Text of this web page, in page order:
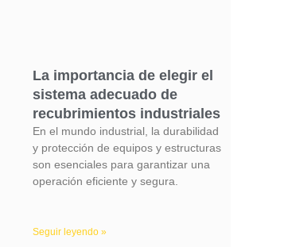
La importancia de elegir el
sistema adecuado de
recubrimientos industriales
En el mundo industrial, la durabilidad
y protección de equipos y estructuras
son esenciales para garantizar una
operación eficiente y segura.
Seguir leyendo »